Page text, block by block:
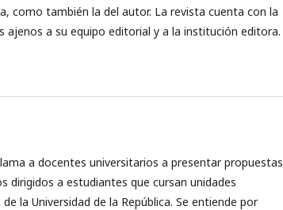
como también la del autor. La revista cuenta con la
ajenos a su equipo editorial y a la institución editora.
a docentes universitarios a presentar propuestas
dirigidos a estudiantes que cursan unidades
la Universidad de la República. Se entiende por